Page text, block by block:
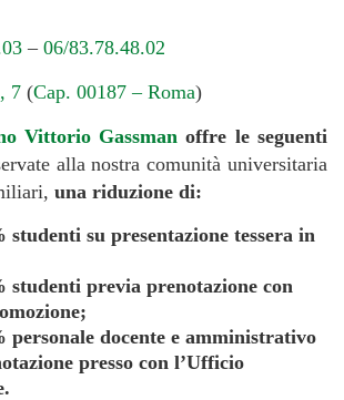
– 06/83.78.48.02
7 (Cap. 00187 – Roma)
Vittorio Gassman offre le seguenti
alla nostra comunità universitaria
una riduzione di:
studenti su presentazione tessera in
studenti previa prenotazione con
personale docente e amministrativo
presso con l’Ufficio